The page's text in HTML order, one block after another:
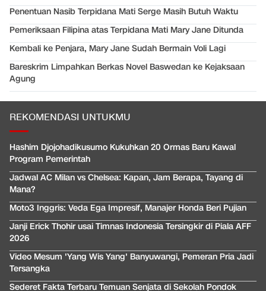
Penentuan Nasib Terpidana Mati Serge Masih Butuh Waktu
Pemeriksaan Filipina atas Terpidana Mati Mary Jane Ditunda
Kembali ke Penjara, Mary Jane Sudah Bermain Voli Lagi
Bareskrim Limpahkan Berkas Novel Baswedan ke Kejaksaan
Agung
REKOMENDASI UNTUKMU
Hashim Djojohadikusumo Kukuhkan 20 Ormas Baru Kawal
Program Pemerintah
Jadwal AC Milan vs Chelsea: Kapan, Jam Berapa, Tayang di
Mana?
Moto3 Inggris: Veda Ega Impresif, Manajer Honda Beri Pujian
Janji Erick Thohir usai Timnas Indonesia Tersingkir di Piala AFF
2026
Video Mesum 'Yang Wis Yang' Banyuwangi, Pemeran Pria Jadi
Tersangka
Sederet Fakta Terbaru Temuan Senjata di Sekolah Pondok